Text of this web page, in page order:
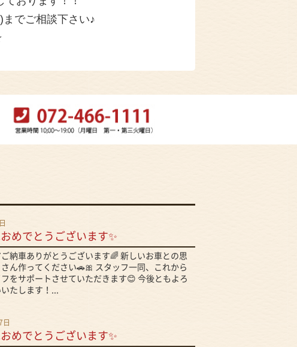
でご相談下さい♪
めでとうございます✨
納車ありがとうございます🌈 新しいお車との思
ん作ってください🚗🎀 スタッフ一同、これから
をサポートさせていただきます😊 今後ともよろ
たします！...
日
めでとうございます✨